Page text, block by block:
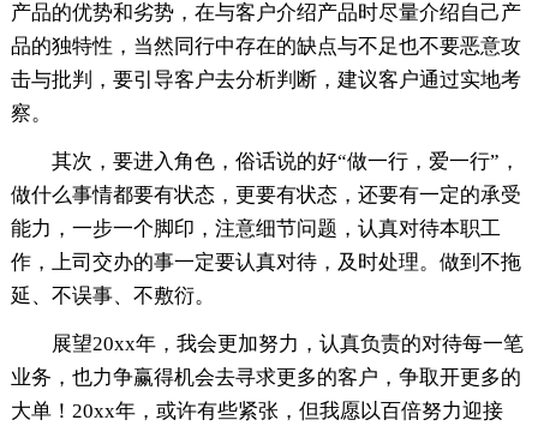
产品的优势和劣势，在与客户介绍产品时尽量介绍自己产
品的独特性，当然同行中存在的缺点与不足也不要恶意攻
击与批判，要引导客户去分析判断，建议客户通过实地考
察。
其次，要进入角色，俗话说的好“做一行，爱一行”，
做什么事情都要有状态，更要有状态，还要有一定的承受
能力，一步一个脚印，注意细节问题，认真对待本职工
作，上司交办的事一定要认真对待，及时处理。做到不拖
延、不误事、不敷衍。
展望20xx年，我会更加努力，认真负责的对待每一笔
业务，也力争赢得机会去寻求更多的客户，争取开更多的
大单！20xx年，或许有些紧张，但我愿以百倍努力迎接